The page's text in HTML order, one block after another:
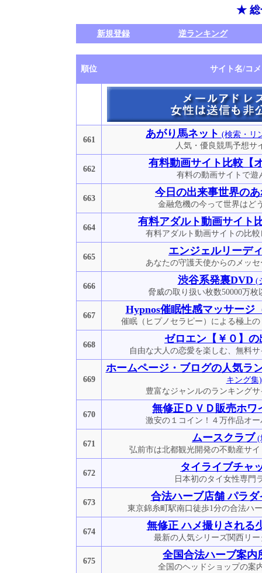
★ 総
新規登録 逆ランキング
順位 サイト名/コ
661
あがり馬ネット (検索・リ
人気・優良競馬予想サ
662
有料動画サイト比較【
有料の動画サイトで遊
663
今日の出来事世界の
金融危機の今って世界はど
664
有料アダルト動画サイト
有料アダルト動画サイトの比
665
エンジェルリーデ
あなたの守護天使からのメッ
666
渋谷系発裏DVD (
脅威の取り扱い枚数50000万枚
667
Hypnos催眠性感マッサージ
催眠（ヒプノセラピー）による極上
668
ゼロエン【￥０】の
自由な大人の恋愛を楽しむ、無料
669
ホームページ・ブログの人気ラ
キング集)
豊富なジャンルのランキング
670
無修正ＤＶＤ販売ホワ
激安の１コイン！４万作品オ
671
ムースクラブ (
弘前市は北都観光開発の不動産サ
672
タイライブチャ
日本初のタイ女性専門
673
合法ハーブ店舗 パラダ
東京錦糸町駅南口徒歩1分の合法ハ
674
無修正 ハメ撮りされる
最新の人気シリーズ関西リ
675
全国合法ハーブ案内
全国のヘッドショップの案